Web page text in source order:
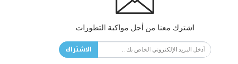
اشترك معنا من أجل مواكبة التطورات
الاشتراك